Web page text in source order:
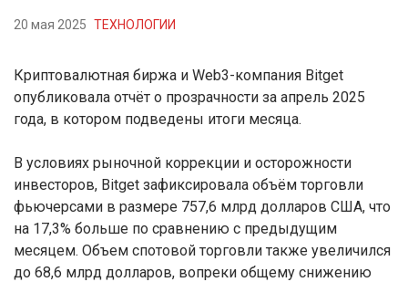
20 мая 2025 ТЕХНОЛОГИИ
Криптовалютная биржа и Web3-компания Bitget
опубликовала отчёт о прозрачности за апрель 2025
года, в котором подведены итоги месяца.
В условиях рыночной коррекции и осторожности
инвесторов, Bitget зафиксировала объём торговли
фьючерсами в размере 757,6 млрд долларов США, что
на 17,3% больше по сравнению с предыдущим
месяцем. Объем спотовой торговли также увеличился
до 68,6 млрд долларов, вопреки общему снижению